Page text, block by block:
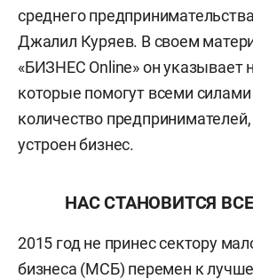
среднего
Джалил Куряев. В своем
«БИЗНЕС Online» он указывает
которые помогут всеми силами
количество
устроен бизнес.
НАС СТАНОВИТСЯ
2015 год не принес сектору
бизнеса (МСБ) перемен к